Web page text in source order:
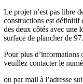
Le projet n’est pas libre
constructions est
des deux côtés avec une
surface de plancher de
Pour plus d’informations
veuillez contacter le
ou par mail à l’adresse